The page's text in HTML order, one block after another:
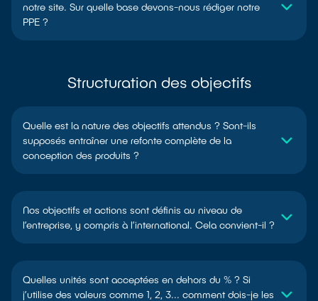
notre site. Sur quelle base devons-nous rédiger notre
PPE ?
Structuration des objectifs
Quelle est la nature des objectifs attendus ? Sont-ils
supposés entraîner une refonte complète de la
conception des produits ?
Nos objectifs et actions sont définis au niveau de
l’entreprise, y compris à l’international. Cela convient-il ?
Quelles unités sont acceptées en dehors du % ? Si
j’utilise des valeurs comme 1, 2, 3... comment dois-je les